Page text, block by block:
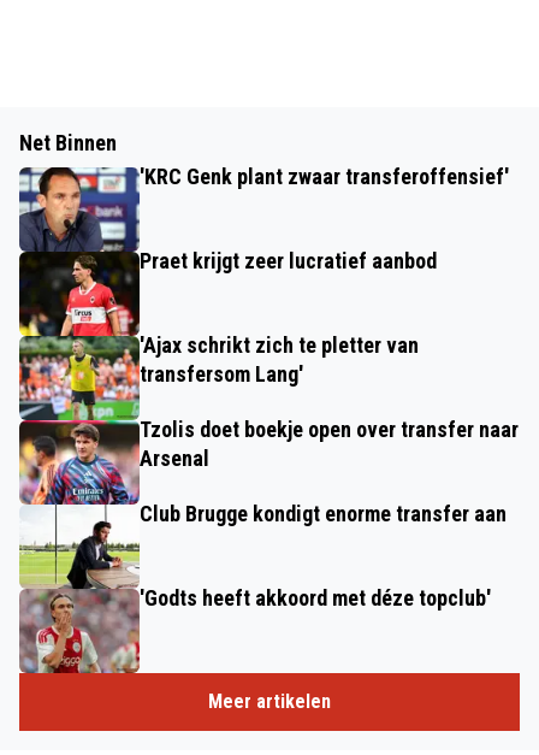
Net Binnen
'KRC Genk plant zwaar transferoffensief'
Praet krijgt zeer lucratief aanbod
'Ajax schrikt zich te pletter van
transfersom Lang'
Tzolis doet boekje open over transfer naar
Arsenal
Club Brugge kondigt enorme transfer aan
'Godts heeft akkoord met déze topclub'
Meer artikelen